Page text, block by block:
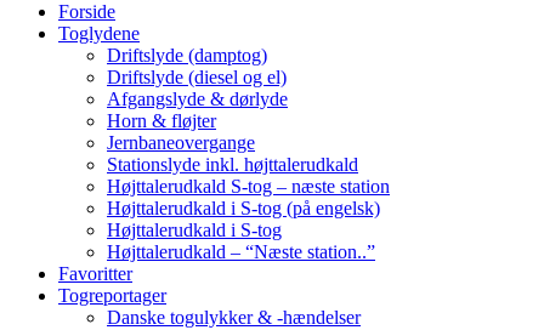
Forside
Toglydene
Driftslyde (damptog)
Driftslyde (diesel og el)
Afgangslyde & dørlyde
Horn & fløjter
Jernbaneovergange
Stationslyde inkl. højttalerudkald
Højttalerudkald S-tog – næste station
Højttalerudkald i S-tog (på engelsk)
Højttalerudkald i S-tog
Højttalerudkald – “Næste station..”
Favoritter
Togreportager
Danske togulykker & -hændelser